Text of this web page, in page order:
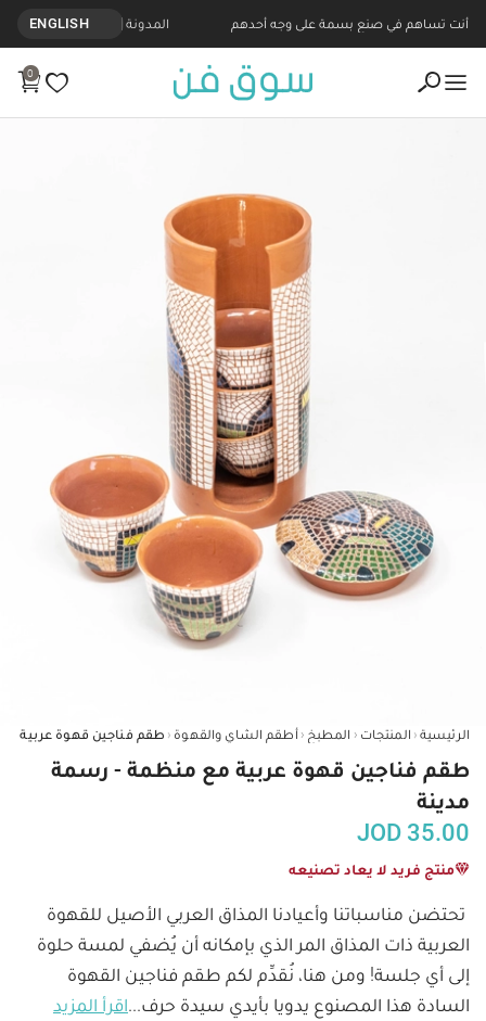
أنت تساهم في صنع بسمة على وجه أحدهم المدونة ENGLISH
0
الرئيسية ‹ المنتجات ‹ المطبخ ‹ أطقم الشاي والقهوة ‹
طقم فناجين قهوة عربية مع منظمة - رسمة
مدينة
JOD 35.00
منتج فريد لا يعاد تصنيعه
تحتضن مناسباتنا وأعيادنا المذاق العربي الأصيل للقهوة
العربية ذات المذاق المر الذي بإمكانه أن يُضفي لمسة حلوة
إلى أي جلسة! ومن هنا، نُقدِّم لكم طقم فناجين القهوة
السادة هذا المصنوع يدويا بأيدي سيدة حرف...اقرأ المزيد